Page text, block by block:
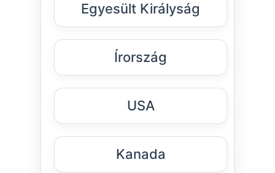
Egyesült Királyság
Írország
USA
Kanada